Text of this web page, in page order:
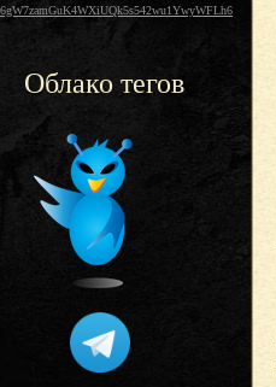
Облако тегов